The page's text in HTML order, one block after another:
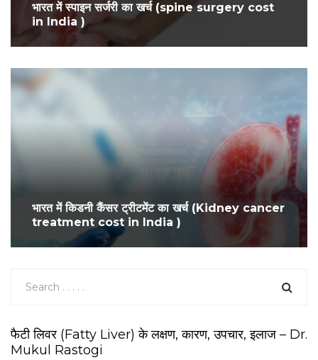
भारत में स्पाइन सर्जरी का खर्च (spine surgery cost
in India )
भारत में किडनी कैंसर ट्रीटमेंट का खर्च (Kidney cancer
treatment cost in India )
फैटी लिवर (Fatty Liver) के लक्षण, कारण, उपचार, इलाज – Dr.
Mukul Rastogi